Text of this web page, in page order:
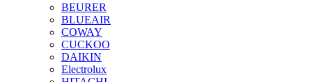
BEURER
BLUEAIR
COWAY
CUCKOO
DAIKIN
Electrolux